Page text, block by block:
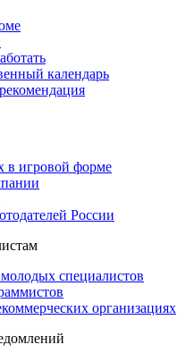
календарь
в игровой форме
России
специалистов
организациях